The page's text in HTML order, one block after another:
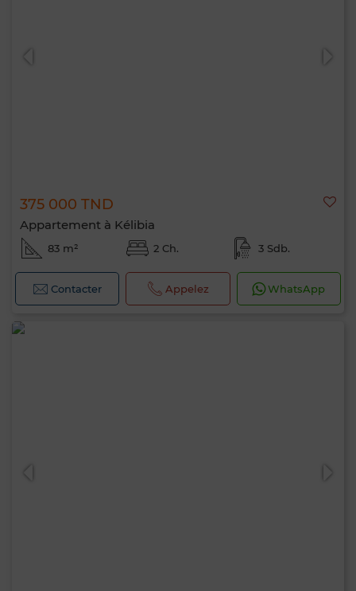
375 000 TND
Appartement à Kélibia
83 m² 2 Ch. 3 Sdb.
Contacter Appelez WhatsApp